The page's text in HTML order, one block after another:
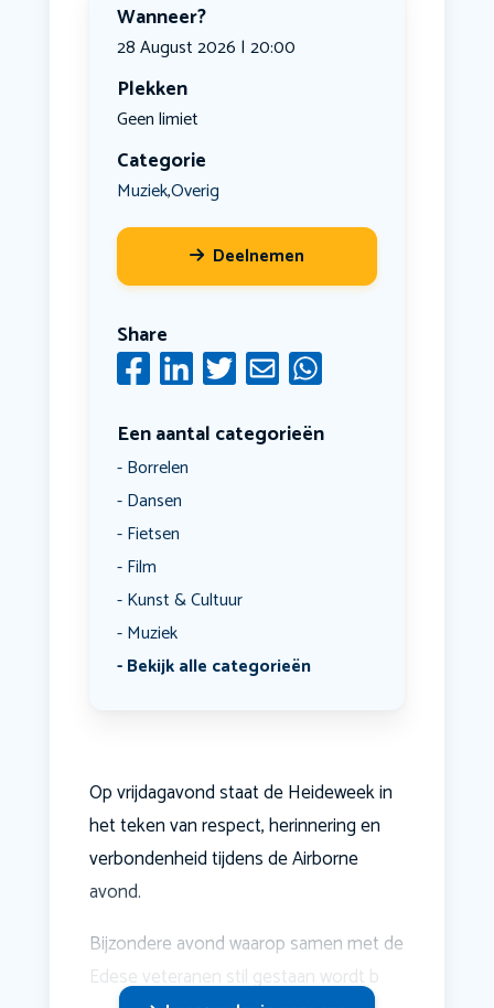
Wanneer?
28 August 2026 | 20:00
Plekken
Geen limiet
Categorie
Muziek,Overig
Deelnemen
Share
Een aantal categorieën
Borrelen
Dansen
Fietsen
Film
Kunst & Cultuur
Muziek
Bekijk alle categorieën
Op vrijdagavond staat de Heideweek in
het teken van respect, herinnering en
verbondenheid tijdens de Airborne
avond.
Bijzondere avond waarop samen met de
Edese veteranen stil gestaan wordt b